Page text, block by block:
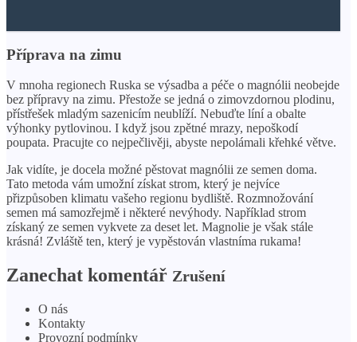
Příprava na zimu
V mnoha regionech Ruska se výsadba a péče o magnólii neobejde
bez přípravy na zimu. Přestože se jedná o zimovzdornou plodinu,
přístřešek mladým sazenicím neublíží. Nebuďte líní a obalte
výhonky pytlovinou. I když jsou zpětné mrazy, nepoškodí
poupata. Pracujte co nejpečlivěji, abyste nepolámali křehké větve.
Jak vidíte, je docela možné pěstovat magnólii ze semen doma.
Tato metoda vám umožní získat strom, který je nejvíce
přizpůsoben klimatu vašeho regionu bydliště. Rozmnožování
semen má samozřejmě i některé nevýhody. Například strom
získaný ze semen vykvete za deset let. Magnolie je však stále
krásná! Zvláště ten, který je vypěstován vlastníma rukama!
Zanechat komentář Zrušení
O nás
Kontakty
Provozní podmínky